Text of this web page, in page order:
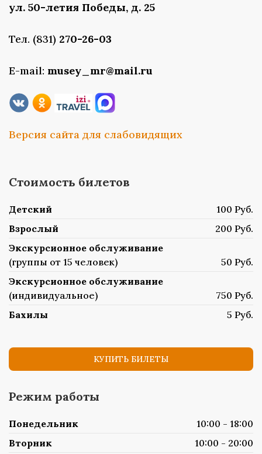
ул. 50-летия Победы, д. 25
Тел. (831) 270-26-03
E-mail: musey_mr@mail.ru
Версия сайта для слабовидящих
Стоимость билетов
Детский
100 Руб.
Взрослый
200 Руб.
Экскурсионное обслуживание
(группы от 15 человек)
50 Руб.
Экскурсионное обслуживание
(индивидуальное)
750 Руб.
Бахилы
5 Руб.
КУПИТЬ БИЛЕТЫ
Режим работы
Понедельник
10:00 - 18:00
Вторник
10:00 - 20:00